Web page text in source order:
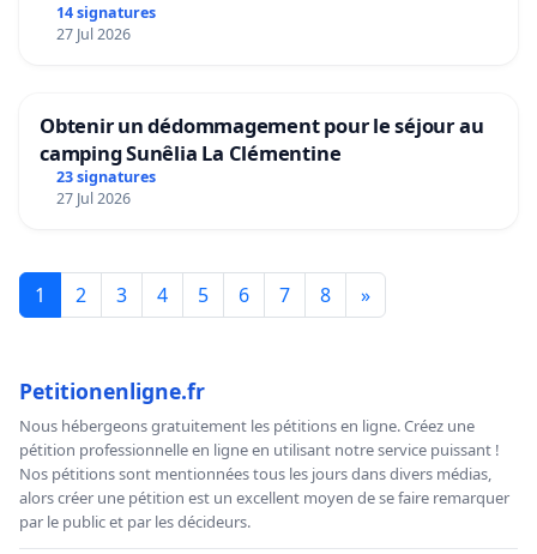
14 signatures
27 Jul 2026
Obtenir un dédommagement pour le séjour au
camping Sunêlia La Clémentine
23 signatures
27 Jul 2026
1 2 3 4 5 6 7 8 »
Petitionenligne.fr
Nous hébergeons gratuitement les pétitions en ligne. Créez une
pétition professionnelle en ligne en utilisant notre service puissant !
Nos pétitions sont mentionnées tous les jours dans divers médias,
alors créer une pétition est un excellent moyen de se faire remarquer
par le public et par les décideurs.